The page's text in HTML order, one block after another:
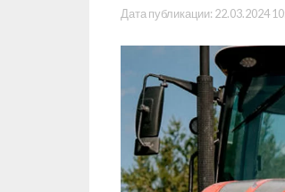
Дата публикации: 22.03.2024